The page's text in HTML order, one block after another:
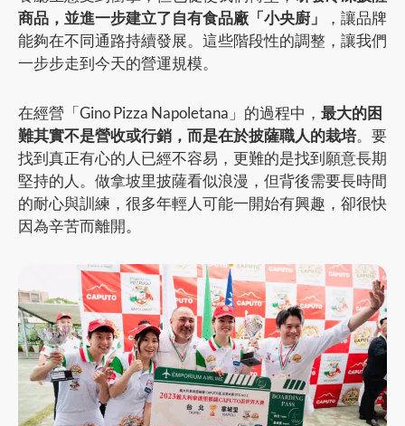
商品，並進一步建立了自有食品廠「小央廚」
，讓品牌
能夠在不同通路持續發展。這些階段性的調整，讓我們
一步步走到今天的營運規模。
在經營「Gino Pizza Napoletana」的過程中， 最大的困
難其實不是營收或行銷，而是在於披薩職人的栽培。要
找到真正有心的人已經不容易，更難的是找到願意長期
堅持的人。做拿坡里披薩看似浪漫，但背後需要長時間
的耐心與訓練，很多年輕人可能一開始有興趣，卻很快
因為辛苦而離開。